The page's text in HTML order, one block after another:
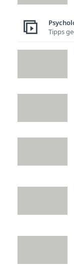
Tipps